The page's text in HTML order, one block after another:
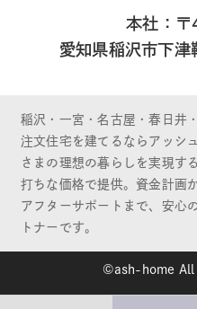
本社：
愛知県稲沢市下津
稲沢・一宮・名古屋・春日井
注文住宅を建てるならアッシ
さまの理想の暮らしを実現す
打ちな価格で提供。資金計画
アフターサポートまで、安心
トナーです。
©ash-home All